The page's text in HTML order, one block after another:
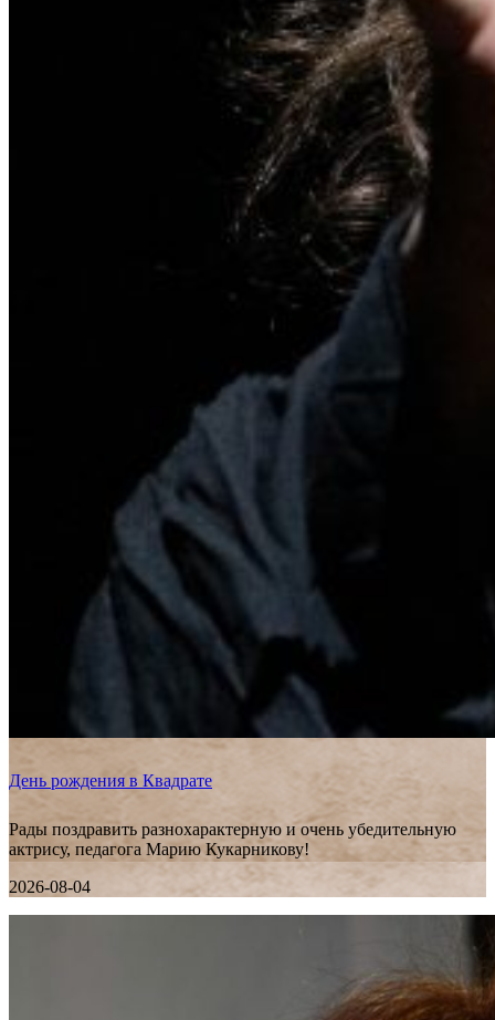
День рождения в Квадрате
Рады поздравить разнохарактерную и очень убедительную
актрису, педагога Марию Кукарникову!
2026-08-04